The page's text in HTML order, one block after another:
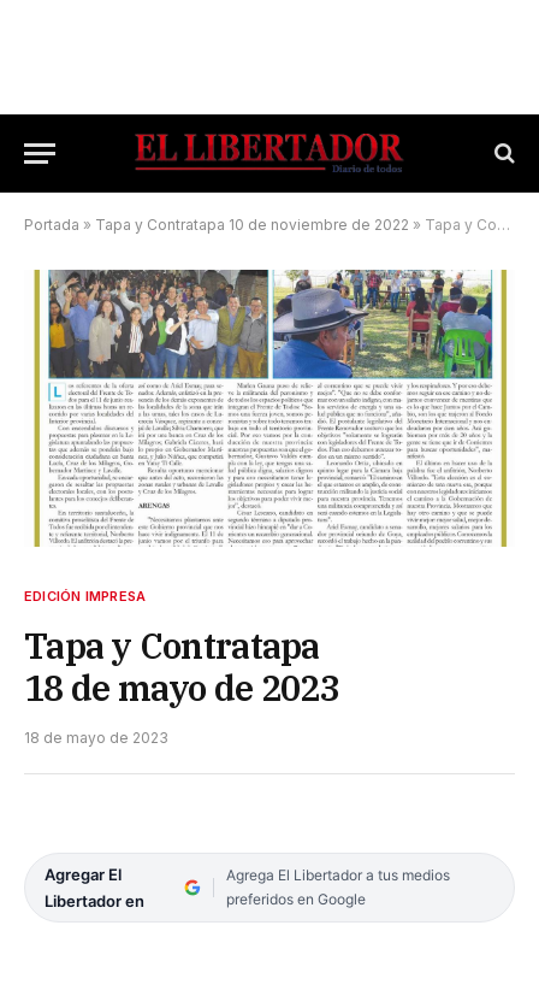
Portada » Tapa y Contratapa 10 de noviembre de 2022 » Tapa y Contratapa 18 de mayo de 2023
EDICIÓN IMPRESA
Tapa y Contratapa
18 de mayo de 2023
18 de mayo de 2023
Agregar El
Libertador en
Agrega El Libertador a tus medios
preferidos en Google